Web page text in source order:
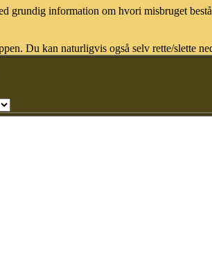
grundig information om hvori misbruget
Du kan naturligvis også selv rette/slette